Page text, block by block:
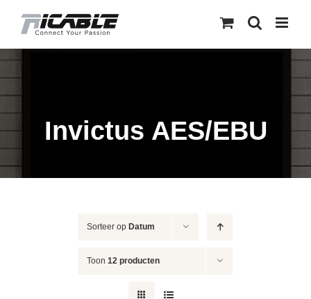
Invictus AES/EBU
Sorteer opDatum
Toon12 producten